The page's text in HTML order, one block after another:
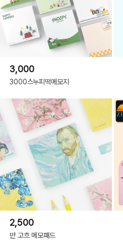
3,000
3000스누피떡메모지
2,500
반 고흐 메모패드